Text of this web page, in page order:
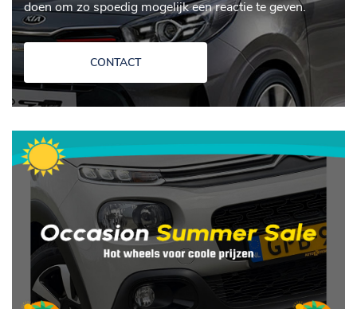
doen om zo spoedig mogelijk een reactie te geven.
CONTACT